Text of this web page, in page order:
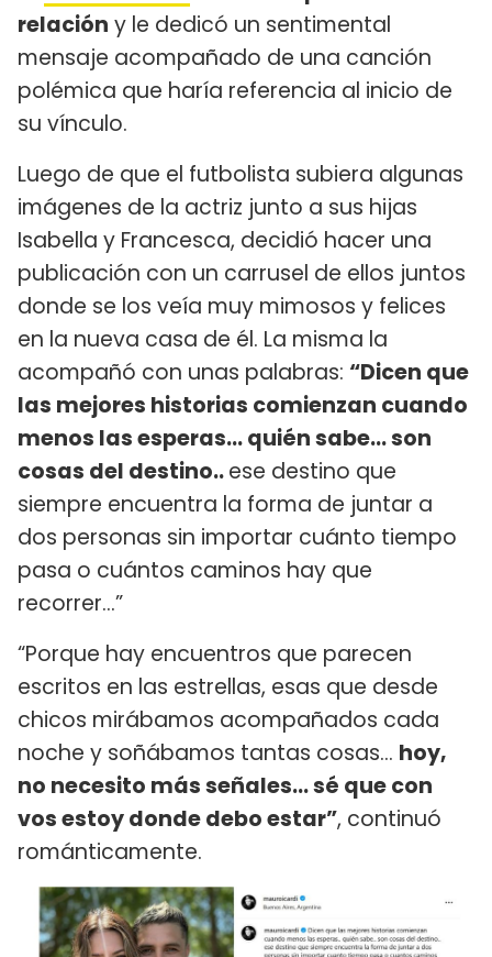
relación y le dedicó un sentimental
mensaje acompañado de una canción
polémica que haría referencia al inicio de
su vínculo.
Luego de que el futbolista subiera algunas
imágenes de la actriz junto a sus hijas
Isabella y Francesca, decidió hacer una
publicación con un carrusel de ellos juntos
donde se los veía muy mimosos y felices
en la nueva casa de él. La misma la
acompañó con unas palabras: “Dicen que
las mejores historias comienzan cuando
menos las esperas... quién sabe... son
cosas del destino..ese destino que
siempre encuentra la forma de juntar a
dos personas sin importar cuánto tiempo
pasa o cuántos caminos hay que
recorrer…”
“Porque hay encuentros que parecen
escritos en las estrellas, esas que desde
chicos mirábamos acompañados cada
noche y soñábamos tantas cosas... hoy,
no necesito más señales... sé que con
vos estoy donde debo estar”, continuó
románticamente.